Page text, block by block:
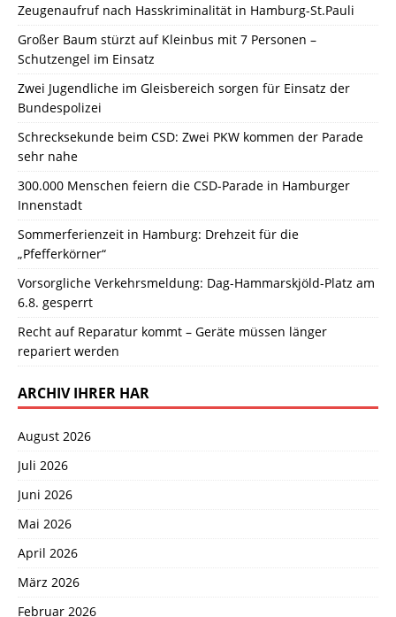
Zeugenaufruf nach Hasskriminalität in Hamburg-St.Pauli
Großer Baum stürzt auf Kleinbus mit 7 Personen –
Schutzengel im Einsatz
Zwei Jugendliche im Gleisbereich sorgen für Einsatz der
Bundespolizei
Schrecksekunde beim CSD: Zwei PKW kommen der Parade
sehr nahe
300.000 Menschen feiern die CSD-Parade in Hamburger
Innenstadt
Sommerferienzeit in Hamburg: Drehzeit für die
„Pfefferkörner“
Vorsorgliche Verkehrsmeldung: Dag-Hammarskjöld-Platz am
6.8. gesperrt
Recht auf Reparatur kommt – Geräte müssen länger
repariert werden
ARCHIV IHRER HAR
August 2026
Juli 2026
Juni 2026
Mai 2026
April 2026
März 2026
Februar 2026